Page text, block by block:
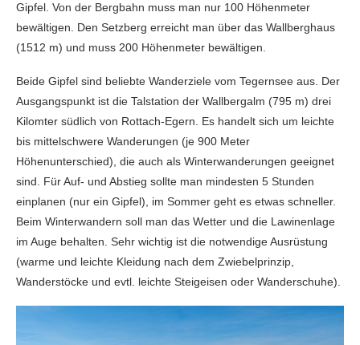
Gipfel. Von der Bergbahn muss man nur 100 Höhenmeter
bewältigen. Den Setzberg erreicht man über das Wallberghaus
(1512 m) und muss 200 Höhenmeter bewältigen.
Beide Gipfel sind beliebte Wanderziele vom Tegernsee aus. Der
Ausgangspunkt ist die Talstation der Wallbergalm (795 m) drei
Kilomter südlich von Rottach-Egern. Es handelt sich um leichte
bis mittelschwere Wanderungen (je 900 Meter
Höhenunterschied), die auch als Winterwanderungen geeignet
sind. Für Auf- und Abstieg sollte man mindesten 5 Stunden
einplanen (nur ein Gipfel), im Sommer geht es etwas schneller.
Beim Winterwandern soll man das Wetter und die Lawinenlage
im Auge behalten. Sehr wichtig ist die notwendige Ausrüstung
(warme und leichte Kleidung nach dem Zwiebelprinzip,
Wanderstöcke und evtl. leichte Steigeisen oder Wanderschuhe).